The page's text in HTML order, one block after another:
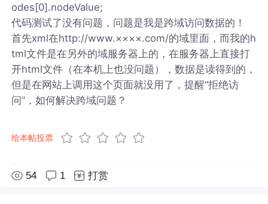
odes[0].nodeValue;
代码测试了没有问题，问题是我是跨域访问数据的！
首先xml在http://www.××××.com/的域里面，而我的h
tml文件是在另外的域服务器上的，在服务器上直接打
开html文件（在本机上也没问题），数据是读得到的，
但是在网站上调用这个页面就没用了，提醒“拒绝访
问”，如何解决跨域问题？
给本帖投票
54 1 打赏